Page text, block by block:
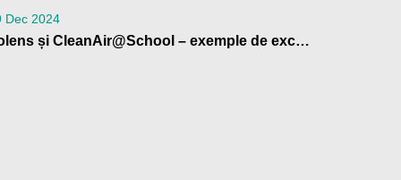
Dec 2024
Volens și CleanAir@School – exemple de excelență în educația climatică, la Bruxelles